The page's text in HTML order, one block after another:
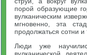
порой образующие
вулканическим
мгновенно, эта
продолжаться сотни и
Люди уже